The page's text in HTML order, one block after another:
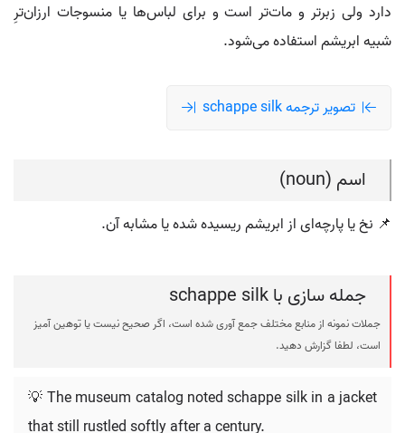
دارد ولی زبرتر و مات‌تر است و برای لباس‌ها یا منسوجات ارزان‌ترِ
شبیه ابریشم استفاده می‌شود.
تصویر ترجمه schappe silk
اسم (noun)
📌 نخ یا پارچه‌ای از ابریشم ریسیده شده یا مشابه آن.
جمله سازی با schappe silk
جملات نمونه از منابع مختلف جمع آوری شده است، اگر صحیح نیست یا توهین آمیز
است، لطفا گزارش دهید.
💡 The museum catalog noted schappe silk in a jacket
that still rustled softly after a century.